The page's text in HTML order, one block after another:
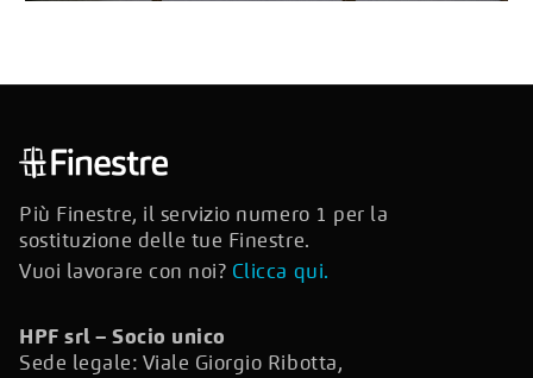
Più Finestre, il servizio numero 1 per la
sostituzione delle tue Finestre.
Vuoi lavorare con noi? Clicca qui.
HPF srl – Socio unico
Sede legale: Viale Giorgio Ribotta,